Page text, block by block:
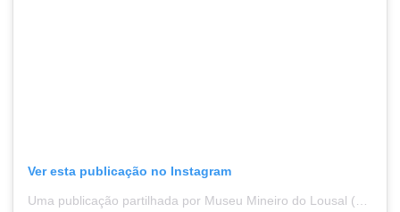
Ver esta publicação no Instagram
Uma publicação partilhada por Museu Mineiro do Lousal (@museu_mineiro_lousal)